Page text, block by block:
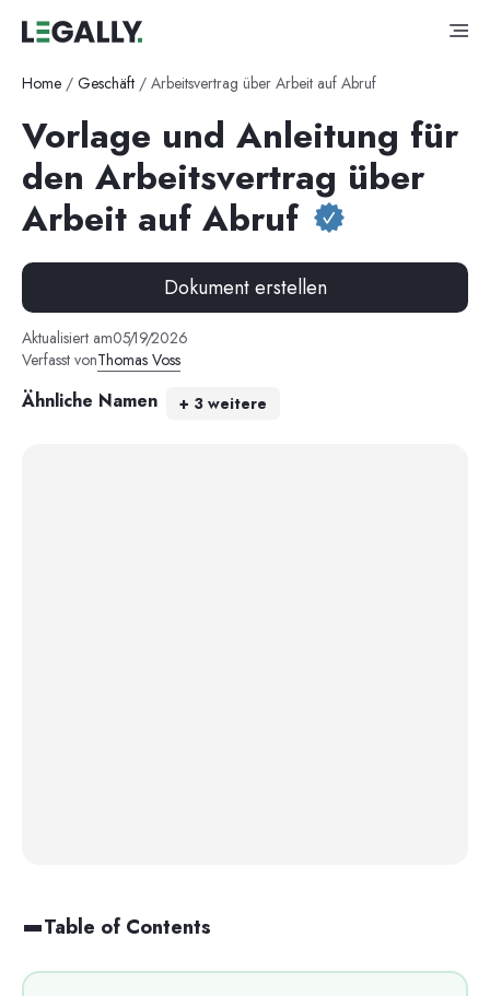
Home / Geschäft / Arbeitsvertrag über Arbeit auf Abruf
Vorlage und Anleitung für
den Arbeitsvertrag über
Arbeit auf Abruf
Dokument erstellen
Aktualisiert am05/19/2026
Verfasst vonThomas Voss
Ähnliche Namen + 3 weitere
Table of Contents